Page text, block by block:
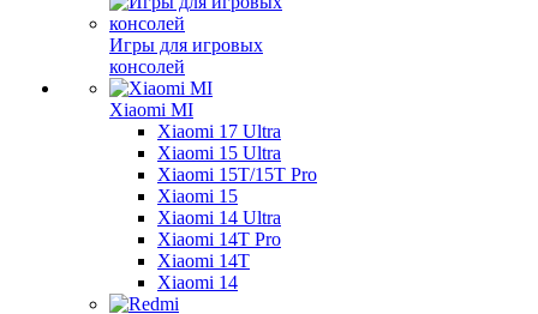
Игры для игровых
консолей
Xiaomi MI
Xiaomi 17 Ultra
Xiaomi 15 Ultra
Xiaomi 15T/15T Pro
Xiaomi 15
Xiaomi 14 Ultra
Xiaomi 14T Pro
Xiaomi 14T
Xiaomi 14